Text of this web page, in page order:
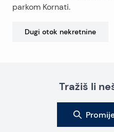
parkom Kornati.
Dugi otok nekretnine
Tražiš li